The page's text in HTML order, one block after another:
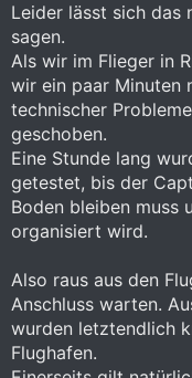
Leider lässt sich das
sagen.
Als wir im Flieger in
wir ein paar Minuten
technischer
geschoben.
Eine Stunde lang
getestet, bis der
Boden bleiben muss
organisiert wird.
Also raus aus den
Anschluss warten.
wurden letztendlich
Flughafen.